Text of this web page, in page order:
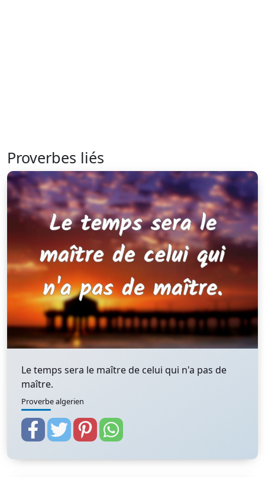
Proverbes liés
Le temps sera le maître de celui qui n'a pas de
maître.
Proverbe algerien